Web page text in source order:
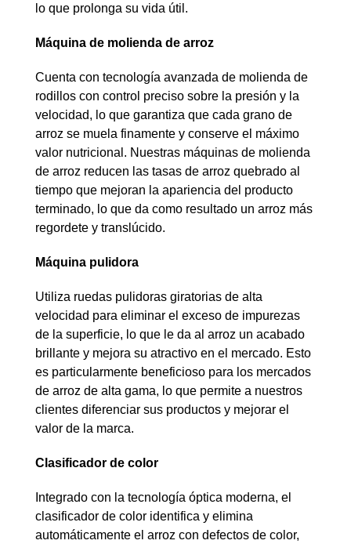
lo que prolonga su vida útil.
Máquina de molienda de arroz
Cuenta con tecnología avanzada de molienda de
rodillos con control preciso sobre la presión y la
velocidad, lo que garantiza que cada grano de
arroz se muela finamente y conserve el máximo
valor nutricional. Nuestras máquinas de molienda
de arroz reducen las tasas de arroz quebrado al
tiempo que mejoran la apariencia del producto
terminado, lo que da como resultado un arroz más
regordete y translúcido.
Máquina pulidora
Utiliza ruedas pulidoras giratorias de alta
velocidad para eliminar el exceso de impurezas
de la superficie, lo que le da al arroz un acabado
brillante y mejora su atractivo en el mercado. Esto
es particularmente beneficioso para los mercados
de arroz de alta gama, lo que permite a nuestros
clientes diferenciar sus productos y mejorar el
valor de la marca.
Clasificador de color
Integrado con la tecnología óptica moderna, el
clasificador de color identifica y elimina
automáticamente el arroz con defectos de color,